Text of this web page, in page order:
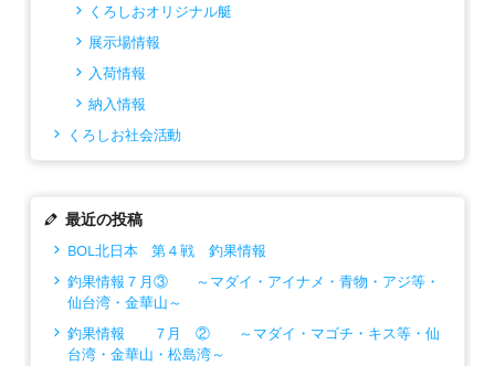
くろしおオリジナル艇
展示場情報
入荷情報
納入情報
くろしお社会活動
最近の投稿
BOL北日本 第４戦 釣果情報
釣果情報７月③ ～マダイ・アイナメ・青物・アジ等・
仙台湾・金華山～
釣果情報 ７月 ② ～マダイ・マゴチ・キス等・仙
台湾・金華山・松島湾～